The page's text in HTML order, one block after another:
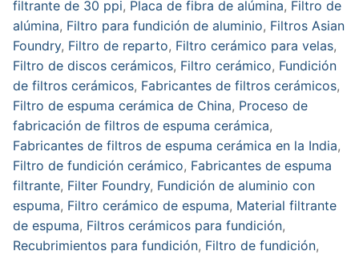
filtrante de 30 ppi, Placa de fibra de alúmina, Filtro de
alúmina, Filtro para fundición de aluminio, Filtros Asian
Foundry, Filtro de reparto, Filtro cerámico para velas,
Filtro de discos cerámicos, Filtro cerámico, Fundición
de filtros cerámicos, Fabricantes de filtros cerámicos,
Filtro de espuma cerámica de China, Proceso de
fabricación de filtros de espuma cerámica,
Fabricantes de filtros de espuma cerámica en la India,
Filtro de fundición cerámico, Fabricantes de espuma
filtrante, Filter Foundry, Fundición de aluminio con
espuma, Filtro cerámico de espuma, Material filtrante
de espuma, Filtros cerámicos para fundición,
Recubrimientos para fundición, Filtro de fundición,